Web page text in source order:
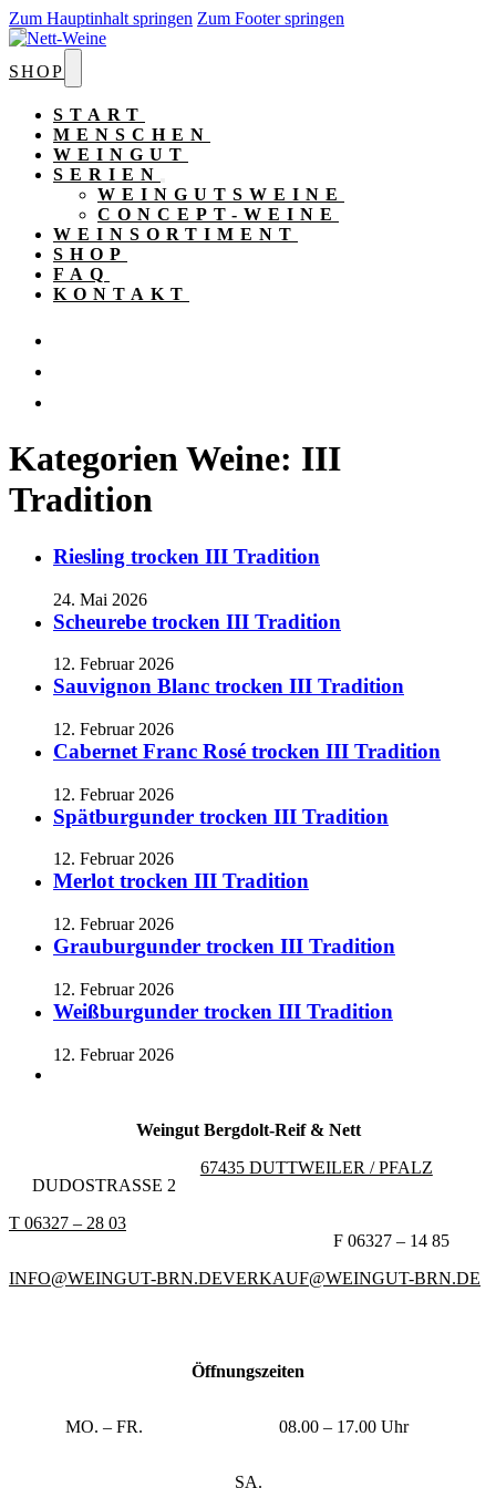
Zum Hauptinhalt springen Zum Footer springen
SHOP
START
MENSCHEN
WEINGUT
SERIEN
WEINGUTSWEINE
CONCEPT-WEINE
WEINSORTIMENT
SHOP
FAQ
KONTAKT
Kategorien Weine: III
Tradition
Riesling trocken III Tradition
24. Mai 2026
Scheurebe trocken III Tradition
12. Februar 2026
Sauvignon Blanc trocken III Tradition
12. Februar 2026
Cabernet Franc Rosé trocken III Tradition
12. Februar 2026
Spätburgunder trocken III Tradition
12. Februar 2026
Merlot trocken III Tradition
12. Februar 2026
Grauburgunder trocken III Tradition
12. Februar 2026
Weißburgunder trocken III Tradition
12. Februar 2026
Weingut Bergdolt-Reif & Nett
DUDOSTRASSE 2
67435 DUTTWEILER / PFALZ
T 06327 – 28 03
F 06327 – 14 85
INFO@WEINGUT-BRN.DEVERKAUF@WEINGUT-BRN.DE
Öffnungszeiten
MO. – FR. 08.00 – 17.00 Uhr
SA.